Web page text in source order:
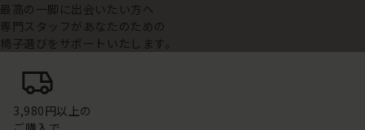
最高の一脚に出会いたい方へ
専門スタッフがあなたのための
椅子選びをサポートいたします。
3,980円以上の